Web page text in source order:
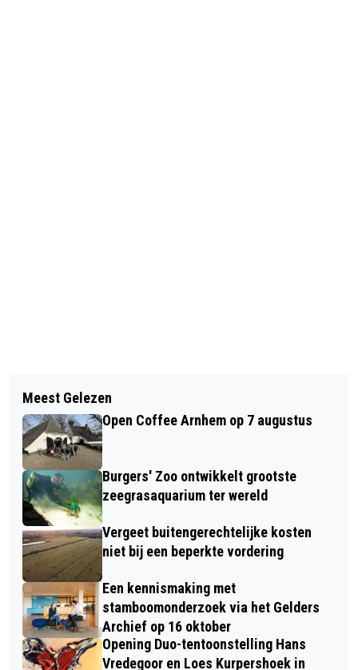
INCLUSIEF SPORTEN: 'COMMUNICEER
EN WEES CREATIEF'
FOCUS JUNIOR IN DE
VOORJAARSVAKANTIE
Meest Gelezen
Open Coffee Arnhem op 7 augustus
Burgers' Zoo ontwikkelt grootste
zeegrasaquarium ter wereld
Vergeet buitengerechtelijke kosten
niet bij een beperkte vordering
Een kennismaking met
stamboomonderzoek via het Gelders
Archief op 16 oktober
Opening Duo-tentoonstelling Hans
Vredegoor en Loes Kurpershoek in